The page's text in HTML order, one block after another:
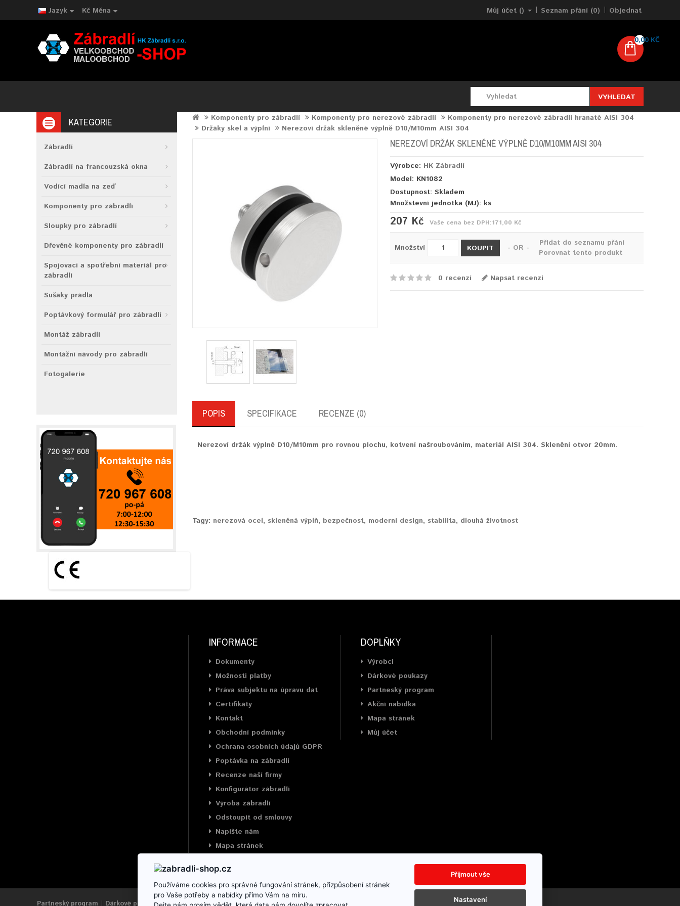
Jazyk Kč Měna Můj účet () Seznam přání (0) Objednat
0,00 KČ
VYHLEDAT
KATEGORIE
Zábradlí
Zábradlí na francouzská okna
Vodící madla na zeď
Komponenty pro zábradlí
Sloupky pro zábradlí
Dřevěné komponenty pro zábradlí
Spojovací a spotřební materiál pro
zábradlí
Sušáky prádla
Poptávkový formulář pro zábradlí
Montáž zábradlí
Montážní návody pro zábradlí
Fotogalerie
Komponenty pro zábradlí Komponenty pro nerezové zábradlí
Komponenty pro nerezové zábradlí hranaté AISI 304
Držáky skel a výplní
Nerezoví držák skleněné výplně D10/M10mm AISI 304
NEREZOVÍ DRŽÁK SKLENĚNÉ VÝPLNĚ D10/M10MM AISI 304
Výrobce: HK Zábradlí
Model: KN1082
Dostupnost: Skladem
Množstevní jednotka (MJ): ks
207 Kč Vaše cena bez DPH:171,00 Kč
Množství KOUPIT - OR -
Přidat do seznamu přání
Porovnat tento produkt
0 recenzí Napsat recenzi
POPIS SPECIFIKACE RECENZE (0)
Nerezoví držák výplně D10/M10mm pro rovnou plochu, kotvení našroubováním, materiál AISI 304. Sklenění otvor 20mm.
Tagy: nerezová ocel, skleněná výplň, bezpečnost, moderní design, stabilita, dlouhá životnost
INFORMACE
Dokumenty
Možnosti platby
Práva subjektu na úpravu dat
Certifikáty
Kontakt
Obchodní podmínky
Ochrana osobních údajů GDPR
Poptávka na zábradlí
Recenze naší firmy
Konfigurátor zábradlí
Výroba zábradlí
Odstoupit od smlouvy
Napište nám
Mapa stránek
DOPLŇKY
Výrobci
Dárkové poukazy
Partneský program
Akční nabídka
Mapa stránek
Můj účet
Partneský program Dárkové poukazy Výrobci Reklamace Mapa stránek Napište nám
Používáme cookies pro správné fungování stránek, přizpůsobení stránek
pro Vaše potřeby a nabídky přímo Vám na míru.
Přijmout vše
Nastavení